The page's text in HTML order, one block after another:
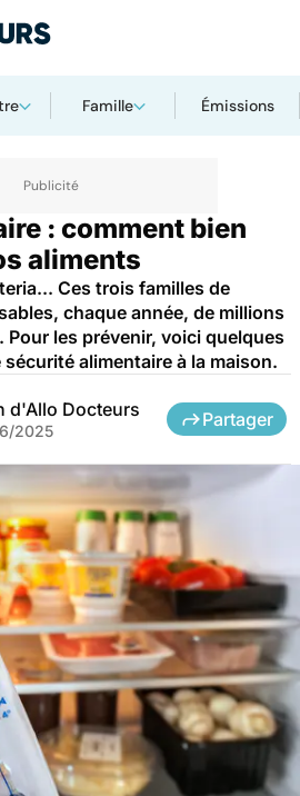
Famille Émissions
Alimentation
: comment bien
aliments
Ces trois familles de
chaque année, de millions
les prévenir, voici quelques
alimentaire à la maison.
d'Allo Docteurs
2025
Partager